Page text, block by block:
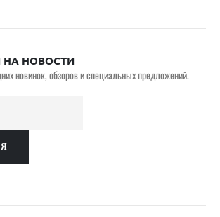
НА НОВОСТИ
новинок, обзоров и специальных предложений.